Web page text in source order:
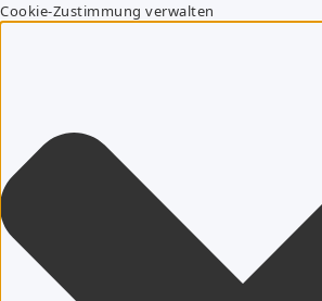
Cookie-Zustimmung verwalten